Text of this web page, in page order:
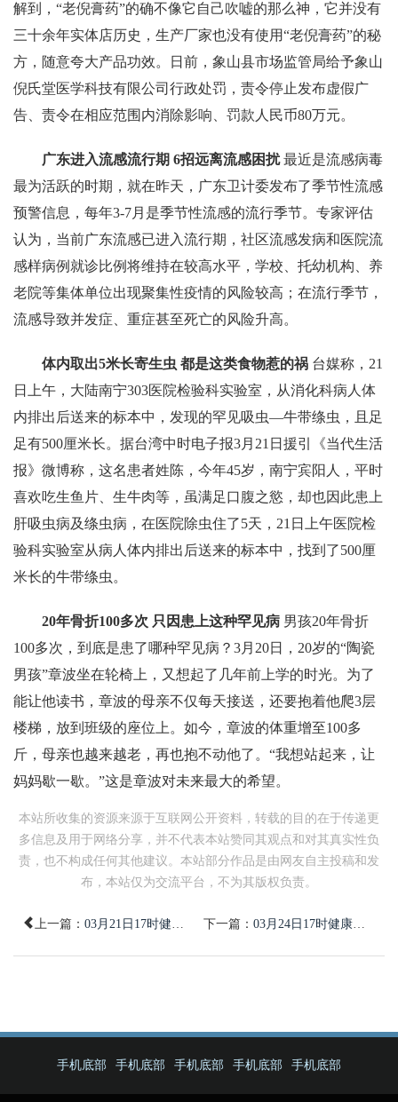
解到，“老倪膏药”的确不像它自己吹嘘的那么神，它并没有
三十余年实体店历史，生产厂家也没有使用“老倪膏药”的秘
方，随意夸大产品功效。日前，象山县市场监管局给予象山
倪氏堂医学科技有限公司行政处罚，责令停止发布虚假广
告、责令在相应范围内消除影响、罚款人民币80万元。
广东进入流感流行期 6招远离流感困扰最近是流感病毒
最为活跃的时期，就在昨天，广东卫计委发布了季节性流感
预警信息，每年3-7月是季节性流感的流行季节。专家评估
认为，当前广东流感已进入流行期，社区流感发病和医院流
感样病例就诊比例将维持在较高水平，学校、托幼机构、养
老院等集体单位出现聚集性疫情的风险较高；在流行季节，
流感导致并发症、重症甚至死亡的风险升高。
体内取出5米长寄生虫 都是这类食物惹的祸 台媒称，21
日上午，大陆南宁303医院检验科实验室，从消化科病人体
内排出后送来的标本中，发现的罕见吸虫—牛带绦虫，且足
足有500厘米长。据台湾中时电子报3月21日援引《当代生活
报》微博称，这名患者姓陈，今年45岁，南宁宾阳人，平时
喜欢吃生鱼片、生牛肉等，虽满足口腹之慾，却也因此患上
肝吸虫病及绦虫病，在医院除虫住了5天，21日上午医院检
验科实验室从病人体内排出后送来的标本中，找到了500厘
米长的牛带绦虫。
20年骨折100多次 只因患上这种罕见病 男孩20年骨折
100多次，到底是患了哪种罕见病？3月20日，20岁的“陶瓷
男孩”章波坐在轮椅上，又想起了几年前上学的时光。为了
能让他读书，章波的母亲不仅每天接送，还要抱着他爬3层
楼梯，放到班级的座位上。如今，章波的体重增至100多
斤，母亲也越来越老，再也抱不动他了。“我想站起来，让
妈妈歇一歇。”这是章波对未来最大的希望。
本站所收集的资源来源于互联网公开资料，转载的目的在于传递更
多信息及用于网络分享，并不代表本站赞同其观点和对其真实性负
责，也不构成任何其他建议。本站部分作品是由网友自主投稿和发
布，本站仅为交流平台，不为其版权负责。
上一篇： 03月21日17时健康医疗要闻回顾 下一篇： 03月24日17时健康医疗要闻回顾
手机底部 手机底部 手机底部 手机底部 手机底部